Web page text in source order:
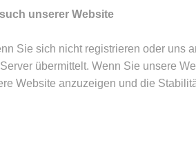
unserer Website
Sie sich nicht registrieren oder uns
übermittelt. Wenn Sie unsere
Website anzuzeigen und die